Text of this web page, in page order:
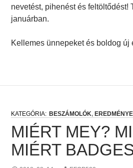
nevetést, pihenést és feltöltődést!
januárban.
Kellemes ünnepeket és boldog új
BESZÁMOLÓK,
MIÉRT MEY?
MIÉRT